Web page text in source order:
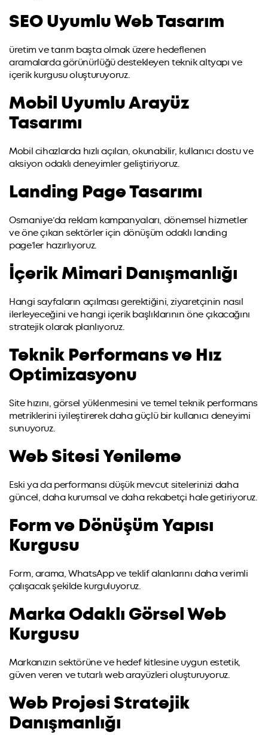
SEO Uyumlu Web Tasarım
üretim ve tarım başta olmak üzere hedeflenen
aramalarda görünürlüğü destekleyen teknik altyapı ve
içerik kurgusu oluşturuyoruz.
Mobil Uyumlu Arayüz
Tasarımı
Mobil cihazlarda hızlı açılan, okunabilir, kullanıcı dostu ve
aksiyon odaklı deneyimler geliştiriyoruz.
Landing Page Tasarımı
Osmaniye’da reklam kampanyaları, dönemsel hizmetler
ve öne çıkan sektörler için dönüşüm odaklı landing
page’ler hazırlıyoruz.
İçerik Mimari Danışmanlığı
Hangi sayfaların açılması gerektiğini, ziyaretçinin nasıl
ilerleyeceğini ve hangi içerik başlıklarının öne çıkacağını
stratejik olarak planlıyoruz.
Teknik Performans ve Hız
Optimizasyonu
Site hızını, görsel yüklenmesini ve temel teknik performans
metriklerini iyileştirerek daha güçlü bir kullanıcı deneyimi
sunuyoruz.
Web Sitesi Yenileme
Eski ya da performansı düşük mevcut sitelerinizi daha
güncel, daha kurumsal ve daha rekabetçi hale getiriyoruz.
Form ve Dönüşüm Yapısı
Kurgusu
Form, arama, WhatsApp ve teklif alanlarını daha verimli
çalışacak şekilde kurguluyoruz.
Marka Odaklı Görsel Web
Kurgusu
Markanızın sektörüne ve hedef kitlesine uygun estetik,
güven veren ve tutarlı web arayüzleri oluşturuyoruz.
Web Projesi Stratejik
Danışmanlığı